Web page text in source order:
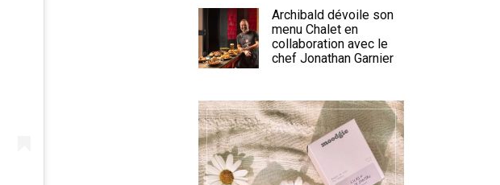
Archibald dévoile son
menu Chalet en
collaboration avec le
chef Jonathan Garnier